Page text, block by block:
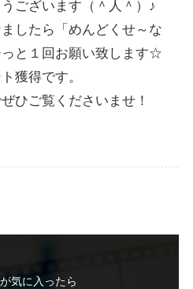
ございます（＾人＾）♪
したら「めんどくせ～な
と１回お願い致します☆
獲得です。
ひご覧くださいませ！
気に入ったら